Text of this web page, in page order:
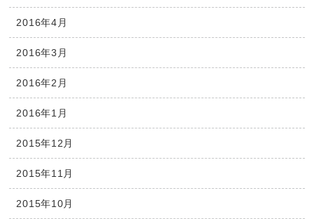
2016年4月
2016年3月
2016年2月
2016年1月
2015年12月
2015年11月
2015年10月